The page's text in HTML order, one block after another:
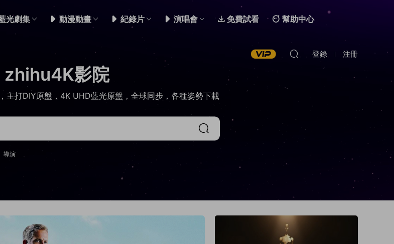
光劇集 動漫動畫 紀錄片 演唱會 免費試看 幫助中心
登錄 注冊
zhihu4K影院
主打DIY原盤，4K UHD藍光原盤，全球同步，各種姿勢下載
導演